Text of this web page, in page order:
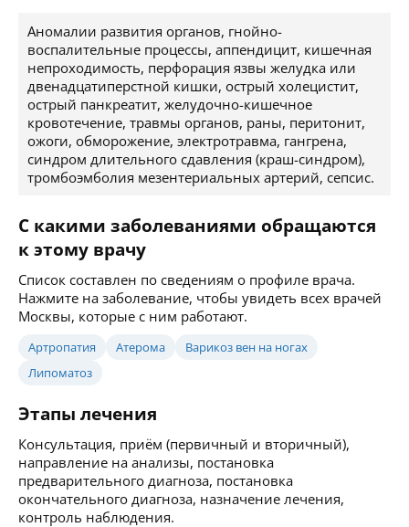
Аномалии развития органов, гнойно-
воспалительные процессы, аппендицит, кишечная
непроходимость, перфорация язвы желудка или
двенадцатиперстной кишки, острый холецистит,
острый панкреатит, желудочно-кишечное
кровотечение, травмы органов, раны, перитонит,
ожоги, обморожение, электротравма, гангрена,
синдром длительного сдавления (краш-синдром),
тромбоэмболия мезентериальных артерий, сепсис.
С какими заболеваниями обращаются
к этому врачу
Список составлен по сведениям о профиле врача.
Нажмите на заболевание, чтобы увидеть всех врачей
Москвы, которые с ним работают.
Артропатия Атерома
Варикоз вен на ногах
Липоматоз
Этапы лечения
Консультация, приём (первичный и вторичный),
направление на анализы, постановка
предварительного диагноза, постановка
окончательного диагноза, назначение лечения,
контроль наблюдения.